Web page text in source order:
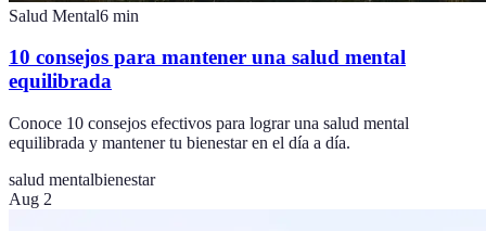
Salud Mental6 min
10 consejos para mantener una salud mental
equilibrada
Conoce 10 consejos efectivos para lograr una salud mental
equilibrada y mantener tu bienestar en el día a día.
salud mentalbienestar
Aug 2